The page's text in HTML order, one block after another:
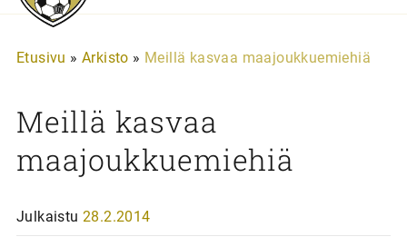
Etusivu » Arkisto » Meillä kasvaa maajoukkuemiehiä
Meillä kasvaa
maajoukkuemiehiä
Julkaistu 28.2.2014